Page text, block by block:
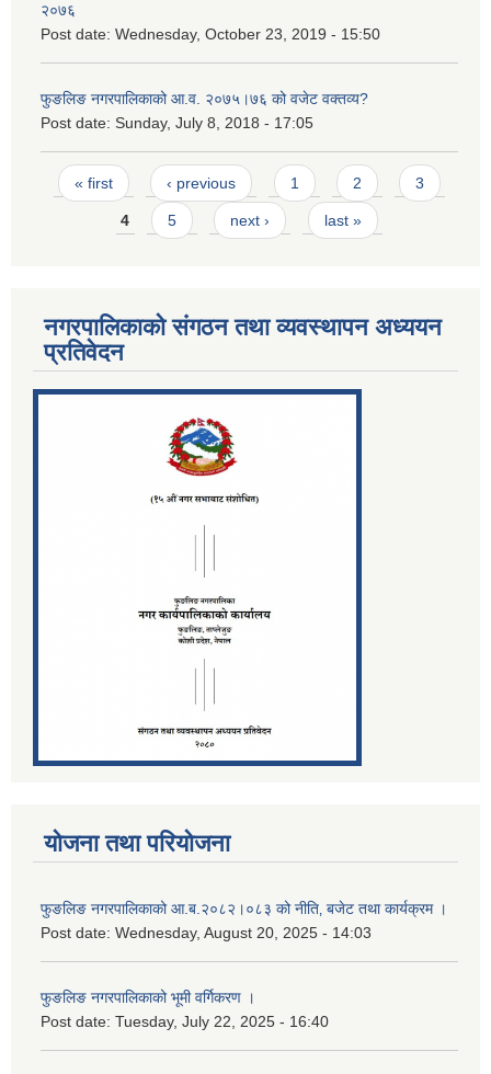
२०७६
Post date: Wednesday, October 23, 2019 - 15:50
फुङलिङ नगरपालिकाको आ.व. २०७५।७६ को वजेट वक्तव्य?
Post date: Sunday, July 8, 2018 - 17:05
Pages
« first ‹ previous 1 2 3
4 5 next › last »
नगरपालिकाको संगठन तथा व्यवस्थापन अध्ययन
प्रतिवेदन
योजना तथा परियोजना
फुङलिङ नगरपालिकाको आ.ब.२०८२।०८३ को नीति‚ बजेट तथा कार्यक्रम ।
Post date: Wednesday, August 20, 2025 - 14:03
फुङलिङ नगरपालिकाको भूमी वर्गिकरण ।
Post date: Tuesday, July 22, 2025 - 16:40